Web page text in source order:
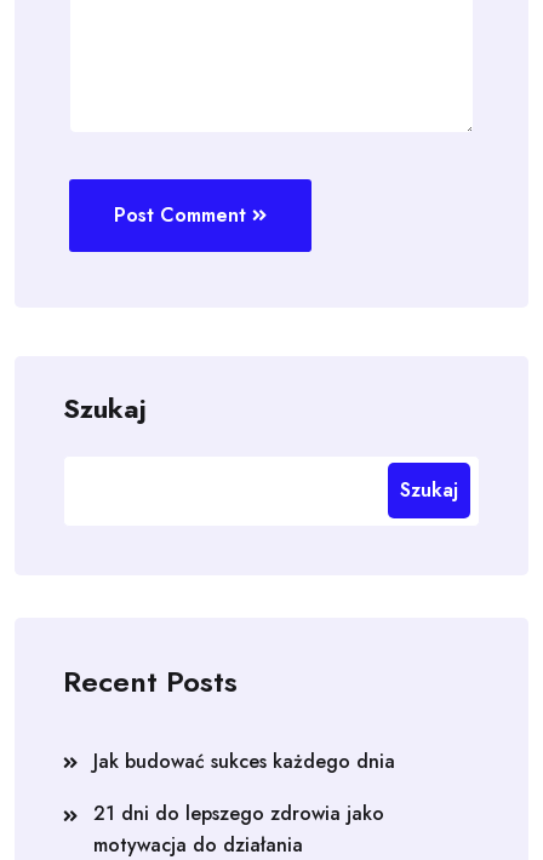
Post Comment
Szukaj
Szukaj
Recent Posts
Jak budować sukces każdego dnia
21 dni do lepszego zdrowia jako
motywacja do działania